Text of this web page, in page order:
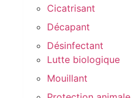
Cicatrisant
Décapant
Désinfectant
Lutte biologique
Mouillant